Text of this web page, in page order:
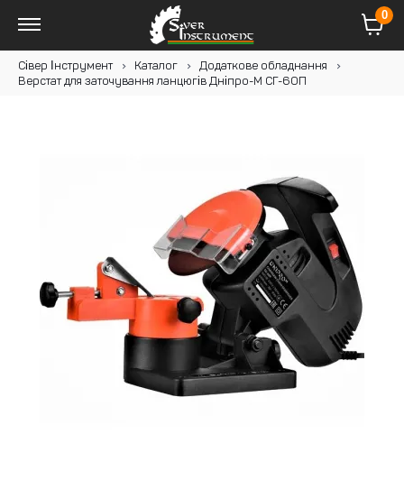
0
Сівер Інструмент Каталог
Додаткове обладнання
Верстат для заточування ланцюгів Дніпро-М СГ-60П